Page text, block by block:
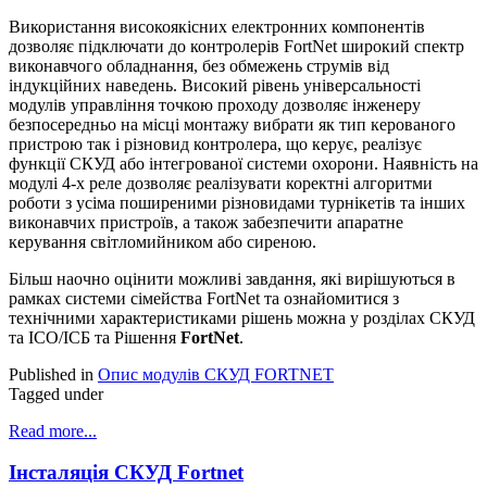
Використання високоякісних електронних компонентів
дозволяє підключати до контролерів FortNet широкий спектр
виконавчого обладнання, без обмежень струмів від
індукційних наведень. Високий рівень універсальності
модулів управління точкою проходу дозволяє інженеру
безпосередньо на місці монтажу вибрати як тип керованого
пристрою так і різновид контролера, що керує, реалізує
функції СКУД або інтегрованої системи охорони. Наявність на
модулі 4-х реле дозволяє реалізувати коректні алгоритми
роботи з усіма поширеними різновидами турнікетів та інших
виконавчих пристроїв, а також забезпечити апаратне
керування світломийником або сиреною.
Більш наочно оцінити можливі завдання, які вирішуються в
рамках системи сімейства FortNet та ознайомитися з
технічними характеристиками рішень можна у розділах СКУД
та ІСО/ІСБ та Рішення FortNet.
Published in Опис модулів СКУД FORTNET
Tagged under
Read more...
Інсталяція СКУД Fortnet